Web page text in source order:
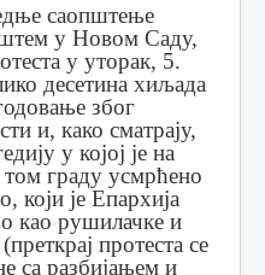
саопштење
у Новом Саду,
у уторак, 5.
десетина хиљада
због
и, како сматрају,
у којој је на
граду усмрћено
који је Епархија
као рушилачке и
протеста се
са разбијањем и